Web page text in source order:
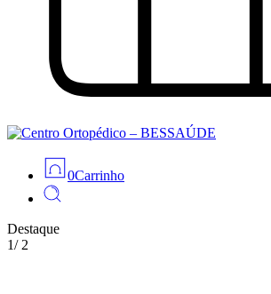
0Carrinho
Destaque
1/2